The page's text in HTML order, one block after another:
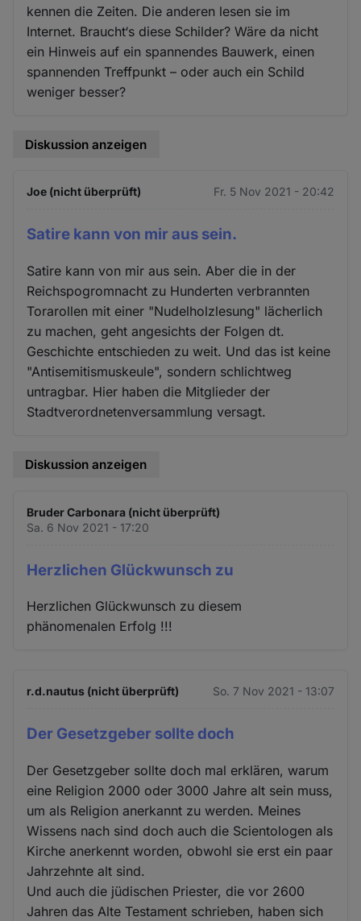
kennen die Zeiten. Die anderen lesen sie im
Internet. Braucht‘s diese Schilder? Wäre da nicht
ein Hinweis auf ein spannendes Bauwerk, einen
spannenden Treffpunkt – oder auch ein Schild
weniger besser?
Diskussion anzeigen
Joe (nicht überprüft) Fr. 5 Nov 2021 - 20:42
Satire kann von mir aus sein.
Satire kann von mir aus sein. Aber die in der
Reichspogromnacht zu Hunderten verbrannten
Torarollen mit einer "Nudelholzlesung" lächerlich
zu machen, geht angesichts der Folgen dt.
Geschichte entschieden zu weit. Und das ist keine
"Antisemitismuskeule", sondern schlichtweg
untragbar. Hier haben die Mitglieder der
Stadtverordnetenversammlung versagt.
Diskussion anzeigen
Bruder Carbonara (nicht überprüft)
Sa. 6 Nov 2021 - 17:20
Herzlichen Glückwunsch zu
Herzlichen Glückwunsch zu diesem
phänomenalen Erfolg !!!
r.d.nautus (nicht überprüft) So. 7 Nov 2021 - 13:07
Der Gesetzgeber sollte doch
Der Gesetzgeber sollte doch mal erklären, warum
eine Religion 2000 oder 3000 Jahre alt sein muss,
um als Religion anerkannt zu werden. Meines
Wissens nach sind doch auch die Scientologen als
Kirche anerkennt worden, obwohl sie erst ein paar
Jahrzehnte alt sind.
Und auch die jüdischen Priester, die vor 2600
Jahren das Alte Testament schrieben, haben sich